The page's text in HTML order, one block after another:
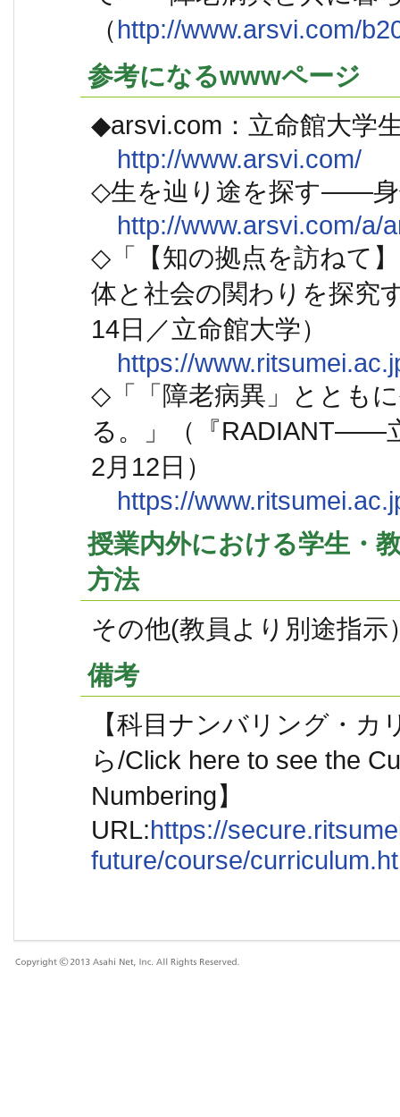
（http://www.arsvi.com/
参考になるwwwページ
◆arsvi.com：立命館大学
http://www.arsvi.com/
◇生を辿り途を探す――身
http://www.arsvi.com/a/
◇「【知の拠点を訪ねて
体と社会の関わりを探究
14日／立命館大学）
https://
◇「「障老病異」ととも
る。」（『RADIANT――
2月12日）
https://
授業内外における学生・
方法
その他(教員より別途指示
備考
【科目ナンバリング・
ら/Click here to see the
Numbering】
URL:https://
future/course/